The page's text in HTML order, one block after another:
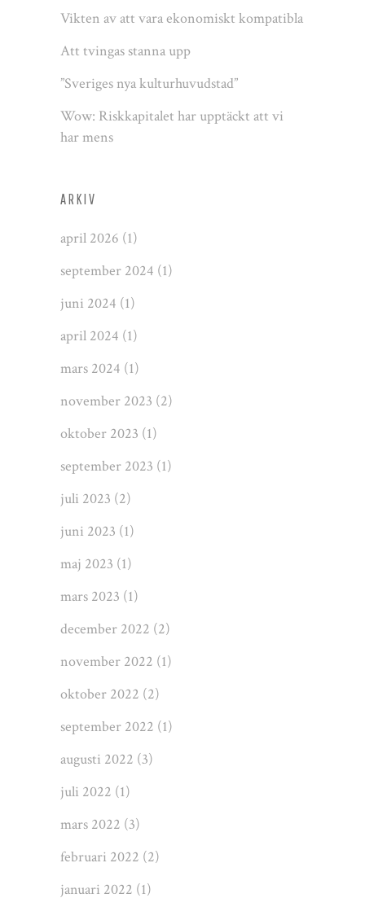
Vikten av att vara ekonomiskt kompatibla
Att tvingas stanna upp
”Sveriges nya kulturhuvudstad”
Wow: Riskkapitalet har upptäckt att vi
har mens
ARKIV
april 2026 (1)
september 2024 (1)
juni 2024 (1)
april 2024 (1)
mars 2024 (1)
november 2023 (2)
oktober 2023 (1)
september 2023 (1)
juli 2023 (2)
juni 2023 (1)
maj 2023 (1)
mars 2023 (1)
december 2022 (2)
november 2022 (1)
oktober 2022 (2)
september 2022 (1)
augusti 2022 (3)
juli 2022 (1)
mars 2022 (3)
februari 2022 (2)
januari 2022 (1)